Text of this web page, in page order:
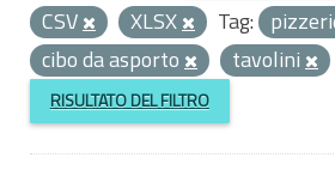
CSV
XLSX Tag:
cibo da asporto
tavolini
RISULTATO DEL FILTRO